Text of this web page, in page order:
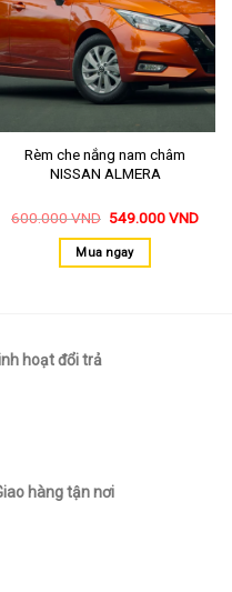
Rèm che nắng nam châm
NISSAN ALMERA
600.000VND 549.000VND
Mua ngay
hoạt đổi trả
hàng tận nơi